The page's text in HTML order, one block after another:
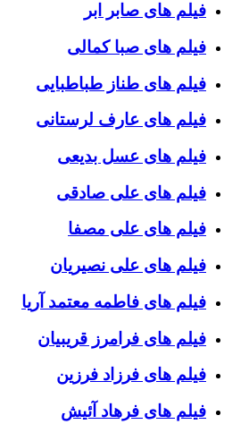
فیلم های صابر ابر
فیلم های صبا کمالی
فیلم های طناز طباطبایی
فیلم های عارف لرستانی
فیلم های عسل بدیعی
فیلم های علی صادقی
فیلم های علی مصفا
فیلم های علی نصیریان
فیلم های فاطمه معتمد آریا
فیلم های فرامرز قریبیان
فیلم های فرزاد فرزین
فیلم های فرهاد آئیش